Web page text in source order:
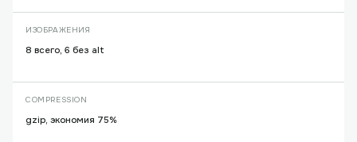
ИЗОБРАЖЕНИЯ
8 всего, 6 без alt
COMPRESSION
gzip, экономия 75%